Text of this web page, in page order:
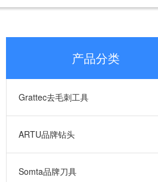
产品分类
Grattec去毛刺工具
ARTU品牌钻头
Somta品牌刀具